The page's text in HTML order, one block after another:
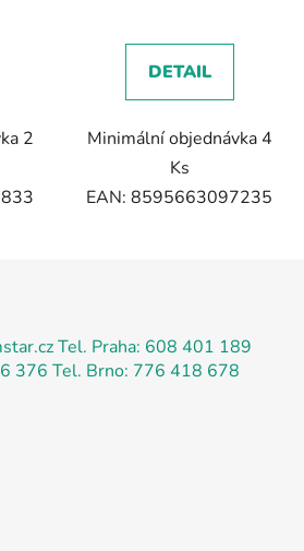
2
DETAIL
Minimální objednávka 4
Ks
EAN: 8595663097235
Tel. Praha: 608 401 189
376 Tel. Brno: 776 418 678